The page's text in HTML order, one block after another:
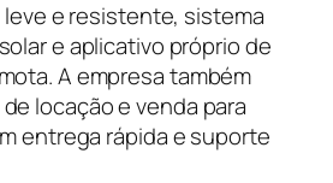
e resistente, sistema
e aplicativo próprio de
A empresa também
locação e venda para
entrega rápida e suporte